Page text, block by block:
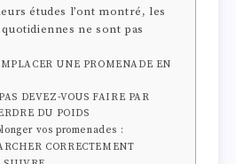
études l’ont montré, les
ne sont pas
UNE PROMENADE EN
DEVEZ-VOUS FAIRE PAR
DU POIDS
vos promenades :
CORRECTEMENT